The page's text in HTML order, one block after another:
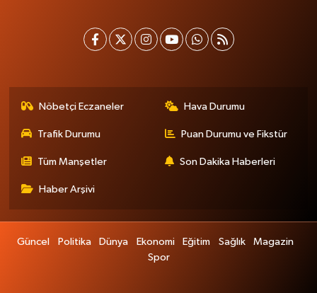
Nöbetçi Eczaneler Hava Durumu
Trafik Durumu Puan Durumu ve Fikstür
Tüm Manşetler Son Dakika Haberleri
Haber Arşivi
Güncel Politika Dünya Ekonomi Eğitim Sağlık
Magazin
Spor